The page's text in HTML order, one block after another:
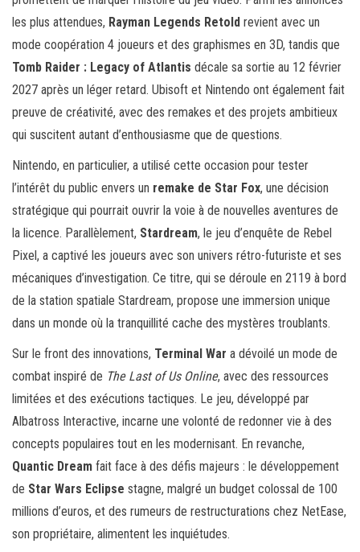
les plus attendues, Rayman Legends Retold revient avec un
mode coopération 4 joueurs et des graphismes en 3D, tandis que
Tomb Raider : Legacy of Atlantis décale sa sortie au 12 février
2027 après un léger retard. Ubisoft et Nintendo ont également fait
preuve de créativité, avec des remakes et des projets ambitieux
qui suscitent autant d’enthousiasme que de questions.
Nintendo, en particulier, a utilisé cette occasion pour tester
l’intérêt du public envers un remake de Star Fox, une décision
stratégique qui pourrait ouvrir la voie à de nouvelles aventures de
la licence. Parallèlement, Stardream, le jeu d’enquête de Rebel
Pixel, a captivé les joueurs avec son univers rétro-futuriste et ses
mécaniques d’investigation. Ce titre, qui se déroule en 2119 à bord
de la station spatiale Stardream, propose une immersion unique
dans un monde où la tranquillité cache des mystères troublants.
Sur le front des innovations, Terminal War a dévoilé un mode de
combat inspiré de The Last of Us Online, avec des ressources
limitées et des exécutions tactiques. Le jeu, développé par
Albatross Interactive, incarne une volonté de redonner vie à des
concepts populaires tout en les modernisant. En revanche,
Quantic Dream fait face à des défis majeurs : le développement
de Star Wars Eclipse stagne, malgré un budget colossal de 100
millions d’euros, et des rumeurs de restructurations chez NetEase,
son propriétaire, alimentent les inquiétudes.